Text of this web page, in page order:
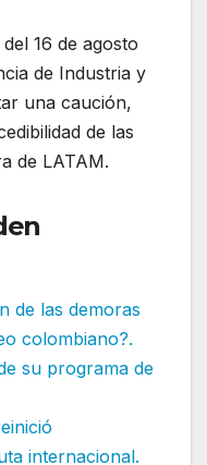
16 de agosto
de Industria y
una caución,
de las
de LATAM.
de las demoras
colombiano?.
su programa de
internacional.